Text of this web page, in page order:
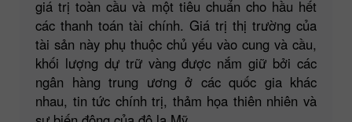
giá trị toàn cầu và một tiêu chuẩn cho hầu hết
các thanh toán tài chính. Giá trị thị trường của
tài sản này phụ thuộc chủ yếu vào cung và cầu,
khối lượng dự trữ vàng được nắm giữ bởi các
ngân hàng trung ương ở các quốc gia khác
nhau, tin tức chính trị, thảm họa thiên nhiên và